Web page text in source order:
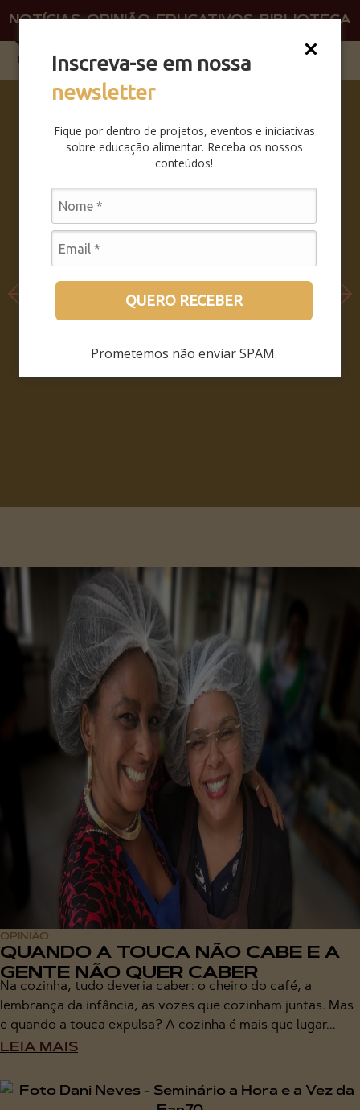
Inscreva-se em nossa
newsletter
Fique por dentro de projetos, eventos e iniciativas
sobre educação alimentar. Receba os nossos
conteúdos!
QUERO RECEBER
Prometemos não enviar SPAM.
NOTÍCIAS OPINIÃO EDUCATIVOS BIBLIOTECA
SABERES
DA BOCA
PRA
SAIBA
COMO
FOI O
SEMINÁRI
LEIA MAIS
OPINIÃO
QUANDO A TOUCA NÃO CABE E A
GENTE NÃO QUER CABER
Na cozinha, tudo deveria caber: o cheiro do café, a
lembrança da infância, as vozes que cozinham juntas. Mas
e quando a touca expulsa? A cozinha é mais que lugar...
LEIA MAIS